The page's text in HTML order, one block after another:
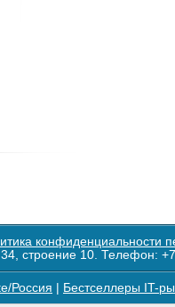
конфиденциальности
34, строение 10. Телефон:
Россия Бестселлеры IT-